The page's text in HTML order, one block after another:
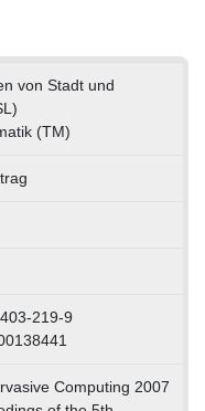
von Stadt und
(TM)
219-9
Computing 2007